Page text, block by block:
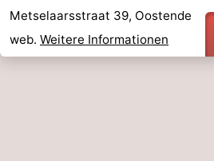
und
Veranstaltungen
Metselaarsstraat 39, Oostende
web. Weitere Informationen